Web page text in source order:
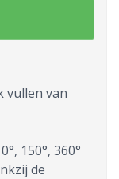
vullen van
150°, 360°
de